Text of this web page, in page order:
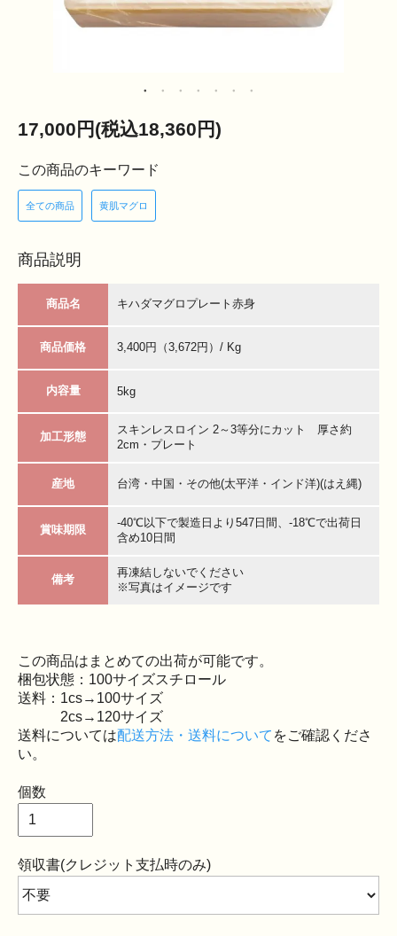
17,000円(税込18,360円)
この商品のキーワード
全ての商品 黄肌マグロ
商品説明
商品名 キハダマグロプレート赤身
商品価格 3,400円（3,672円）/ Kg
内容量 5kg
加工形態
スキンレスロイン 2～3等分にカット 厚さ約
2cm・プレート
産地 台湾・中国・その他(太平洋・インド洋)(はえ縄)
賞味期限
-40℃以下で製造日より547日間、-18℃で出荷日
含め10日間
備考
再凍結しないでください
※写真はイメージです
この商品はまとめての出荷が可能です。
梱包状態：100サイズスチロール
送料：1cs→100サイズ
2cs→120サイズ
送料については配送方法・送料について をご確認くださ
い。
個数
領収書(クレジット支払時のみ)